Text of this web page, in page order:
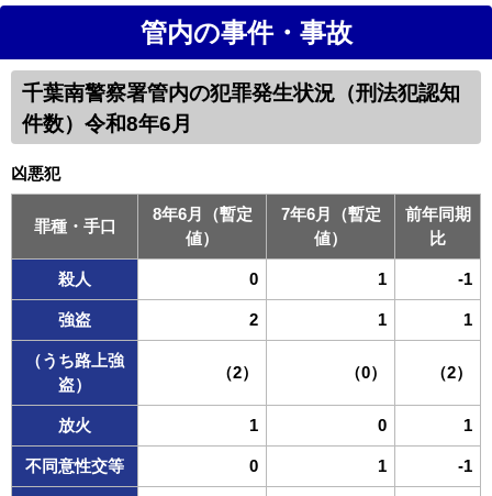
管内の事件・事故
千葉南警察署管内の犯罪発生状況（刑法犯認知
件数）令和8年6月
凶悪犯
罪種・手口
8年6月（暫定
値）
7年6月（暫定
値）
前年同期
比
殺人 0 1 -1
強盗 2 1 1
（うち路上強
盗）
（2） （0） （2）
放火 1 0 1
不同意性交等 0 1 -1